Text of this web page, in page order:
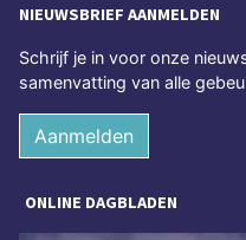
NIEUWSBRIEF AANMELDEN
Schrijf je in voor onze
samenvatting van alle
Aanmelden
ONLINE DAGBLADEN